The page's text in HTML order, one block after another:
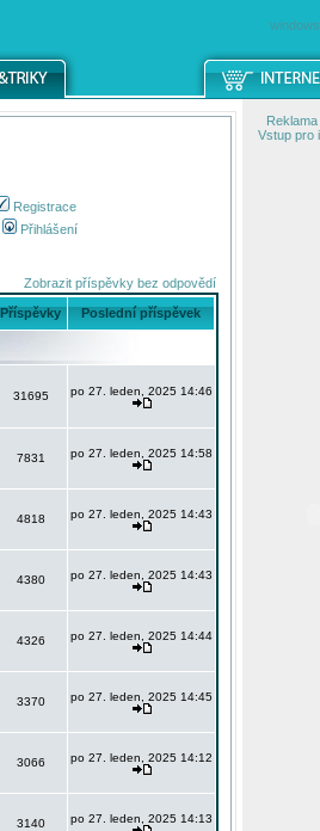
Registrace
Přihlášení
Zobrazit příspěvky bez odpovědí
Příspěvky Poslední příspěvek
31695 po 27. leden, 2025 14:46
7831 po 27. leden, 2025 14:58
4818 po 27. leden, 2025 14:43
4380 po 27. leden, 2025 14:43
4326 po 27. leden, 2025 14:44
3370 po 27. leden, 2025 14:45
3066 po 27. leden, 2025 14:12
3140 po 27. leden, 2025 14:13
Reklama
Vstup pro